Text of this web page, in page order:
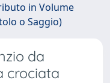
in Volume
o Saggio)
da
crociata